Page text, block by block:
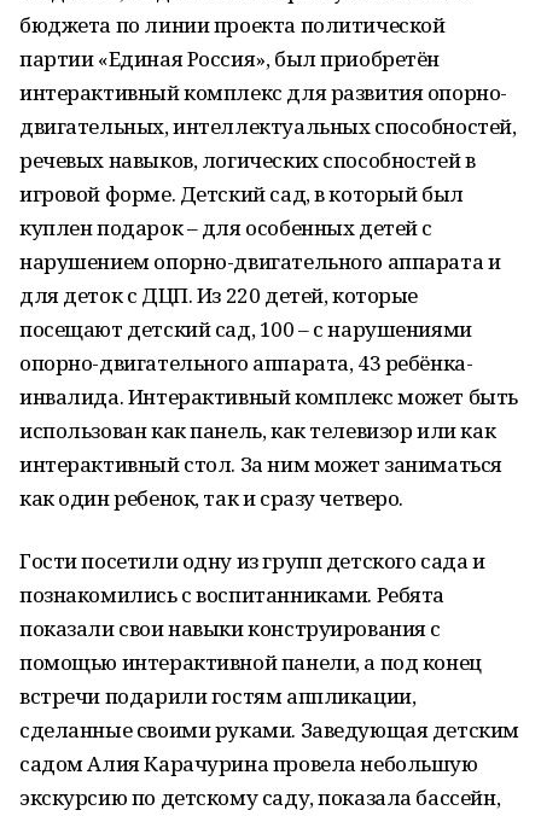
бюджета по линии проекта политической
партии «Единая Россия», был приобретён
интерактивный комплекс для развития опорно-
двигательных, интеллектуальных способностей,
речевых навыков, логических способностей в
игровой форме. Детский сад, в который был
куплен подарок – для особенных детей с
нарушением опорно-двигательного аппарата и
для деток с ДЦП. Из 220 детей, которые
посещают детский сад, 100 – с нарушениями
опорно-двигательного аппарата, 43 ребёнка-
инвалида. Интерактивный комплекс может быть
использован как панель, как телевизор или как
интерактивный стол. За ним может заниматься
как один ребенок, так и сразу четверо.
Гости посетили одну из групп детского сада и
познакомились с воспитанниками. Ребята
показали свои навыки конструирования с
помощью интерактивной панели, а под конец
встречи подарили гостям аппликации,
сделанные своими руками. Заведующая детским
садом Алия Карачурина провела небольшую
экскурсию по детскому саду, показала бассейн,